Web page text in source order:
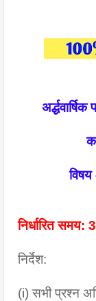
कक्षा –
विषय –
निर्धारित समय:
निर्देश:
(i) सभी प्रश्न